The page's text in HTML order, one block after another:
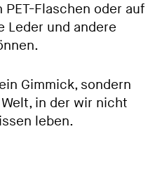
Flaschen oder auf
Leder und andere
Gimmick, sondern
in der wir nicht
leben.